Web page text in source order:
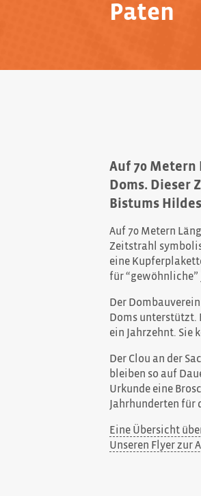
Paten
Auf 70 Metern
Doms. Dieser
Bistums
Auf 70 Metern
Zeitstrahl
eine
für “gewöhnliche”
Der
Doms unterstützt.
ein Jahrzehnt. Sie
Der Clou an der
bleiben so auf
Urkunde eine
Jahrhunderten für
Eine Übersicht
Unseren Flyer zur